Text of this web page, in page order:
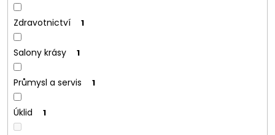
Zdravotnictví 1
Salony krásy 1
Průmysl a servis 1
Úklid 1